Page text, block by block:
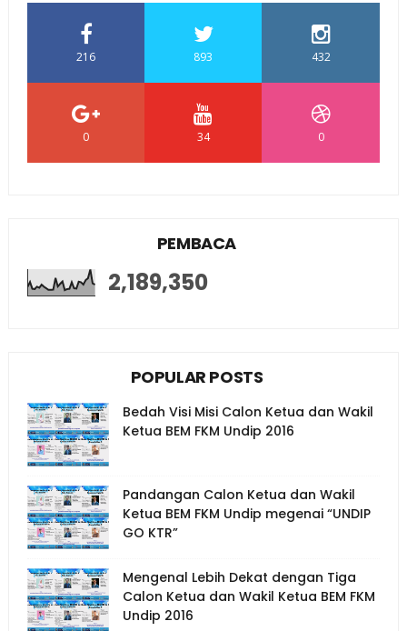
216 893 432
0 34 0
PEMBACA
2,189,350
POPULAR POSTS
Bedah Visi Misi Calon Ketua dan Wakil
Ketua BEM FKM Undip 2016
Pandangan Calon Ketua dan Wakil
Ketua BEM FKM Undip megenai “UNDIP
GO KTR”
Mengenal Lebih Dekat dengan Tiga
Calon Ketua dan Wakil Ketua BEM FKM
Undip 2016